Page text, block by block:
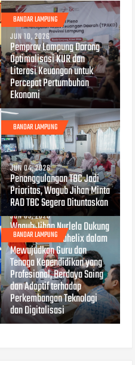
BANDAR LAMPUNG
JUN 10, 2026
Pemprov Lampung Dorong
Optimalisasi KUR dan
Literasi Keuangan untuk
Percepat Pertumbuhan
Ekonomi
BANDAR LAMPUNG
JUN 04, 2026
Penanggulangan TBC Jadi
Prioritas, Wagub Jihan Minta
RAD TBC Segera Dituntaskan
BANDAR LAMPUNG
JUN 03, 2026
Wagub Jihan Nurlela Dukung
Kolaborasi Hexahelix dalam
Mewujudkan Guru dan
Tenaga Kependidikan yang
Profesional, Berdaya Saing
dan Adaptif terhadap
Perkembangan Teknologi
dan Digitalisasi